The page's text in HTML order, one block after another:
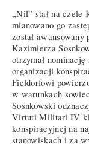
„Nil” stał na czele
mianowano go
został
Kazimierza
otrzymał
organizacji
Fieldorfowi
w warunkach
Sosnkowski
Virtuti Militari IV
konspiracyjnej na
stanowiskach i za